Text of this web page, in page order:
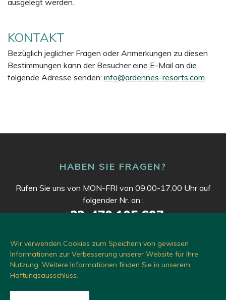
Wir verwenden Cookies zum Speichern von gewissen
Informationen zur Verbesserung unserer Website für Ihre
Nutzung. Weitere Informationen finden Sie in unserem
Haftungsausschluss.
ausgelegt werden.
KONTAKT
Bezüglich jeglicher Fragen oder Anmerkungen zu diesen
Bestimmungen kann der Besucher eine E-Mail an die
folgende Adresse senden: info@ardennes-resorts.com.
HABEN SIE FRAGEN?
Rufen Sie uns von MON-FRI von 09.00-17.00 Uhr auf
folgender Nr. an :
+32-470.105.697
NACHRICHT SENDEN